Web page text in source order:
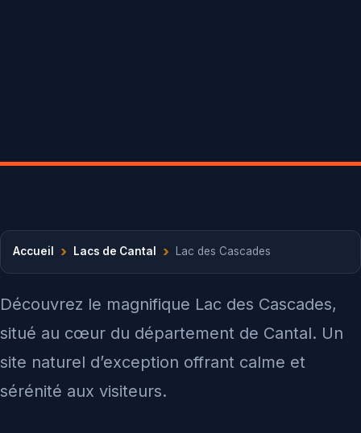
Accueil › Lacs de Cantal › Lac des Cascades
Découvrez le magnifique Lac des Cascades,
situé au cœur du département de Cantal. Un
site naturel d’exception offrant calme et
sérénité aux visiteurs.